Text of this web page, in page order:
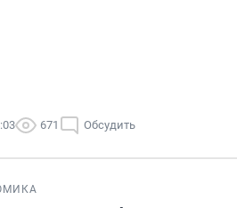
671 Обсудить